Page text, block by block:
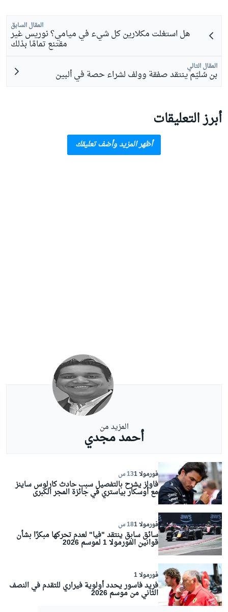
المقال السابق
هل استغلت مكلارين كل شيء في ميامي؟ نوريس غير
مقتنع تمامًا بذلك
المقال التالي
بن سُليّم ينتقد صفقة وولف لشراء حصة في ألبين
أبرز التعليقات
أظهر المزيد وأضف تعليقك
المزيد من
أحمد مجدي
فورمولا 1 13 س
فاولز يشرح بالتفصيل سبب حادث كارلوس ساينز
مع أوسكار بياستري في جائزة المجر الكبرى
فورمولا 1 18 س
سائق سابق ينتقد "فيا" لعدم تحركها مبكرًا بشأن
قوانين الفورمولا 1 لموسم 2026
فورمولا 1
فريد فاسور يحدد أولوية فيراري للتقدم في النصف
الثاني من موسم 2026